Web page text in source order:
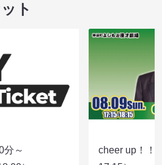
ト
分～
cheer up！